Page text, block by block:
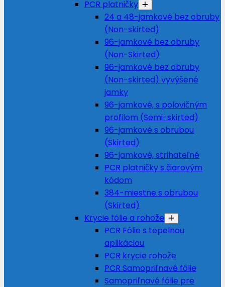
PCR platničky
24 a 48-jamkové bez obruby
(Non-skirted)
96-jamkové bez obruby
(Non-Skirted)
96-jamkové bez obruby
(Non-skirted) vyvýšené
jamky
96-jamkové, s polovičným
profilom (Semi-skirted)
96-jamkové s obrubou
(Skirted)
96-jamkové, strihateľné
PCR platničky s čiarovým
kódom
384-miestne s obrubou
(Skirted)
Krycie fólie a rohože
PCR Fólie s tepelnou
aplikáciou
PCR krycie rohože
PCR Samopriľnavé fólie
Samopriľnavé fólie pre